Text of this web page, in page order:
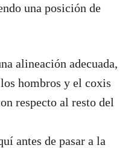
una posición de
alineación adecuada,
hombros y el coxis
respecto al resto del
antes de pasar a la